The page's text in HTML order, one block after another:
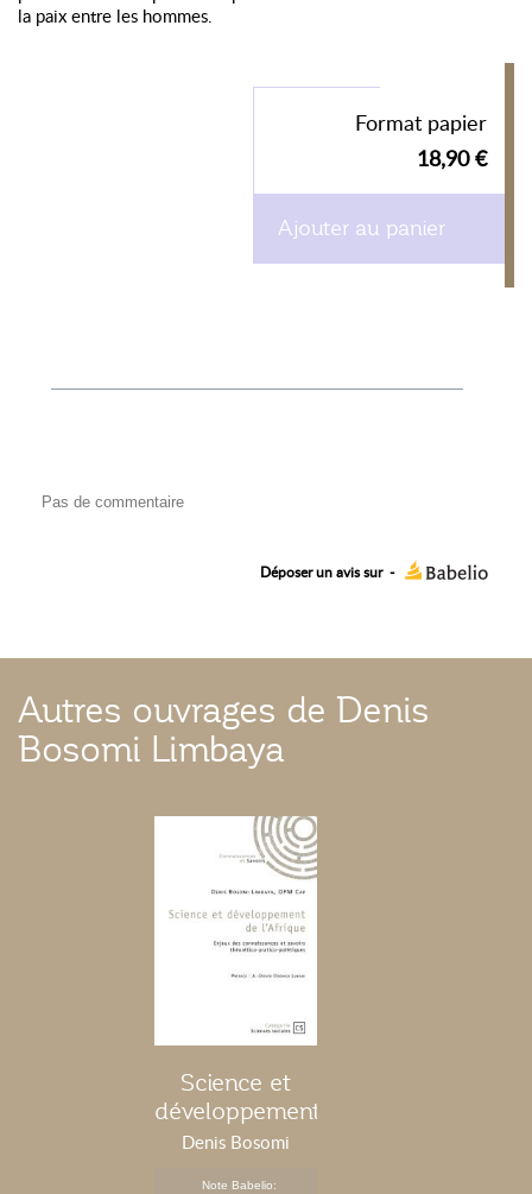
la paix entre les hommes.
Format papier
18,90 €
Ajouter au panier
Pas de commentaire
Déposer un avis sur -
Autres ouvrages de Denis
Bosomi Limbaya
Science et
développement
de l’Afrique
Denis Bosomi
Note Babelio: